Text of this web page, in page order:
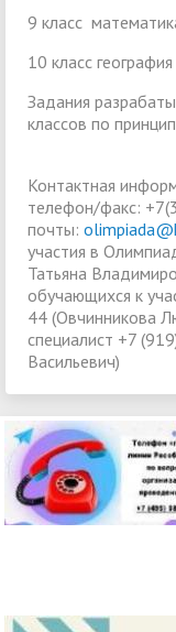
9 класс
10 класс география
Задания
классов по
Контактная
телефон/факс:
почты:
участия в
Татьяна
обучающихся к
44 (Овчинникова
специалист +7
Васильевич)